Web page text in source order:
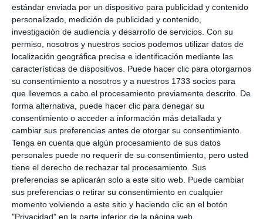
estándar enviada por un dispositivo para publicidad y contenido
personalizado, medición de publicidad y contenido,
investigación de audiencia y desarrollo de servicios. Con su
permiso, nosotros y nuestros socios podemos utilizar datos de
localización geográfica precisa e identificación mediante las
características de dispositivos. Puede hacer clic para otorgarnos
su consentimiento a nosotros y a nuestros 1733 socios para
que llevemos a cabo el procesamiento previamente descrito. De
forma alternativa, puede hacer clic para denegar su
consentimiento o acceder a información más detallada y
cambiar sus preferencias antes de otorgar su consentimiento.
Tenga en cuenta que algún procesamiento de sus datos
personales puede no requerir de su consentimiento, pero usted
tiene el derecho de rechazar tal procesamiento. Sus
preferencias se aplicarán solo a este sitio web. Puede cambiar
sus preferencias o retirar su consentimiento en cualquier
momento volviendo a este sitio y haciendo clic en el botón
"Privacidad" en la parte inferior de la página web.
El Ayuntamiento informa a los
vecinos de Los Santos de los
plazos del parking del barrio
ACTUALIDAD
Papá Noel vuelve al Sector 31
para recoger las cartas de los
más pequeños
ACTUALIDAD
Cuenta atrás para vivir una
noche de ‘Zambombas al
fresquito’ en el Barrio Santana
ACTUALIDAD